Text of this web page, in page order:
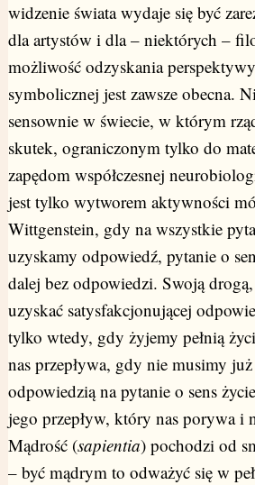
widzenie świata wydaje się być
dla artystów i dla – niektórych –
możliwość odzyskania
symbolicznej jest zawsze obecna.
sensownie w świecie, w którym
skutek, ograniczonym tylko do
zapędom współczesnej
jest tylko wytworem aktywności
Wittgenstein, gdy na wszystkie
uzyskamy odpowiedź, pytanie o
dalej bez odpowiedzi. Swoją
uzyskać satysfakcjonującej
tylko wtedy, gdy żyjemy pełnią
nas przepływa, gdy nie musimy
odpowiedzią na pytanie o sens
jego przepływ, który nas porywa i
Mądrość (sapientia) pochodzi od
– być mądrym to odważyć się w